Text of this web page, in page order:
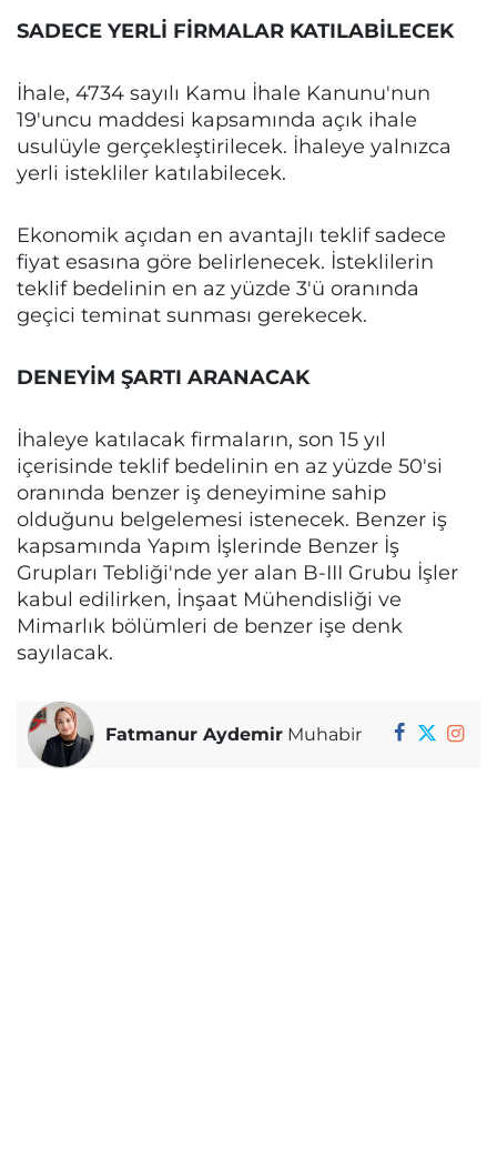
SADECE YERLİ FİRMALAR KATILABİLECEK
İhale, 4734 sayılı Kamu İhale Kanunu'nun
19'uncu maddesi kapsamında açık ihale
usulüyle gerçekleştirilecek. İhaleye yalnızca
yerli istekliler katılabilecek.
Ekonomik açıdan en avantajlı teklif sadece
fiyat esasına göre belirlenecek. İsteklilerin
teklif bedelinin en az yüzde 3'ü oranında
geçici teminat sunması gerekecek.
DENEYİM ŞARTI ARANACAK
İhaleye katılacak firmaların, son 15 yıl
içerisinde teklif bedelinin en az yüzde 50'si
oranında benzer iş deneyimine sahip
olduğunu belgelemesi istenecek. Benzer iş
kapsamında Yapım İşlerinde Benzer İş
Grupları Tebliği'nde yer alan B-III Grubu İşler
kabul edilirken, İnşaat Mühendisliği ve
Mimarlık bölümleri de benzer işe denk
sayılacak.
Fatmanur Aydemir Muhabir